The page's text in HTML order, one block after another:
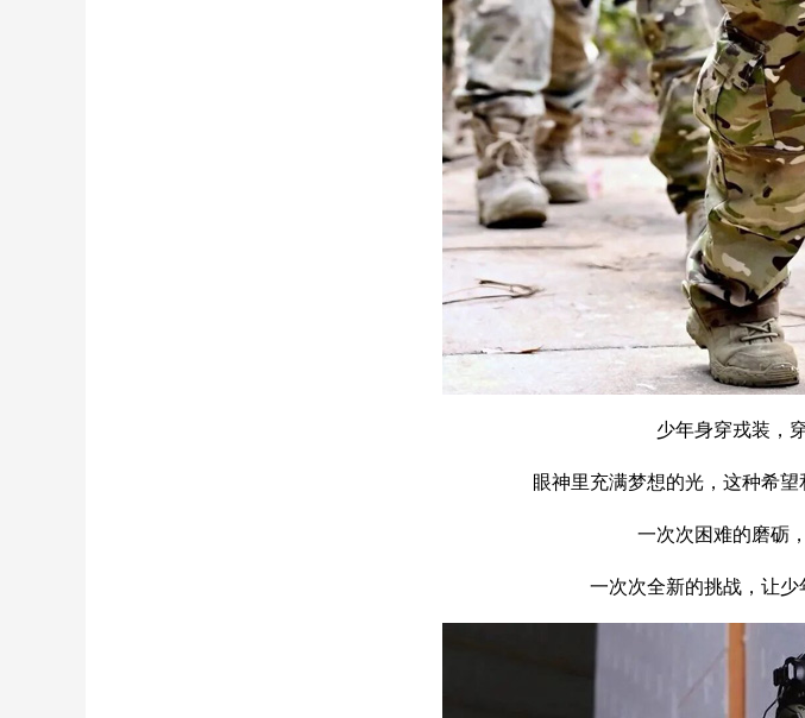
少年身穿戎装，
眼神里充满梦想的光，这种希
一次次困难的磨砺
一次次全新的挑战，让